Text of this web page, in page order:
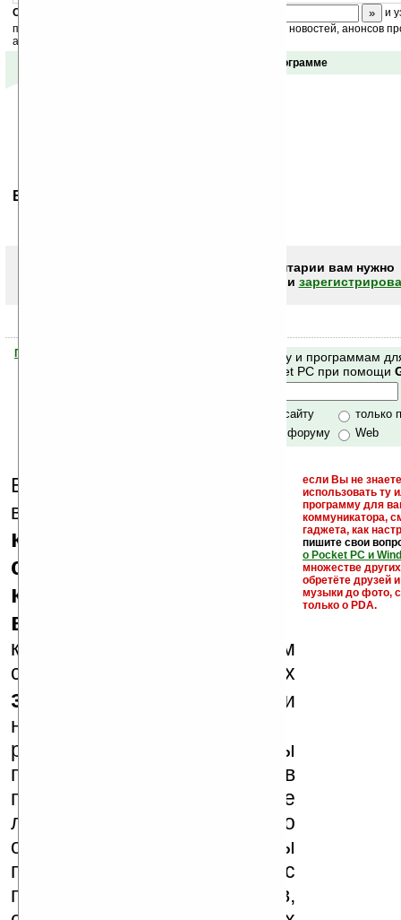
Скоро
и
получайте ежедневный или еженедельный дайджест новостей, анонсов
акций сайта на ваш почтовый ящик.
Отзывы о программе
Ваше мнение будет первым.
Чтобы писать комментарии вам нужно
или
Помогите Ладошкам стать лучше
Поиск по сайту и программам
Mobile и Pocket PC при помощи
только по сайту
только
по сайту и форуму
Web
Еще раз обращаем
внимание, что
кряки - лекарства,
серийные номера,
ключи и ссылки на
варезные сайты
если Вы не
использовать ту
программу для
коммуникатора,
гаджета, как
пишите свои
о Pocket PC и
множестве
обретёте друзей
музыки до фото,
только о PDA.
к публикации на нашем
сайте в комментариях
запрещены
, как и
несанкционированная
реклама (спам). Мы
поддерживаем авторов
программ и развитие
легального программного
обеспечения. Также мы
призываем Вас
поддерживать авторов,